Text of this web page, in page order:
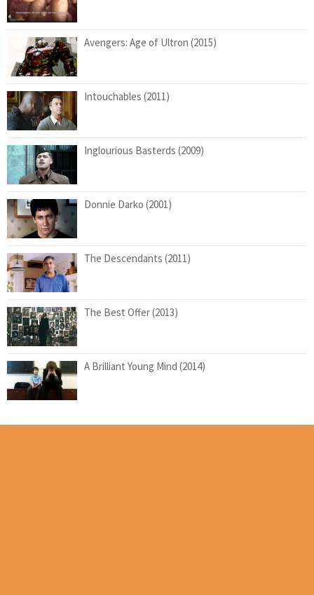
Avengers: Age of Ultron (2015)
Intouchables (2011)
Inglourious Basterds (2009)
Donnie Darko (2001)
The Descendants (2011)
The Best Offer (2013)
A Brilliant Young Mind (2014)